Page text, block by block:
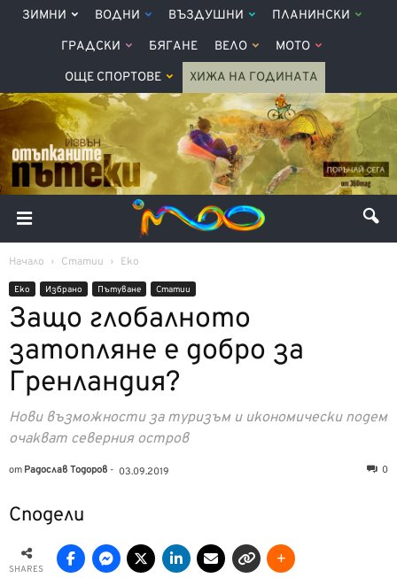
ЗИМНИ ВОДНИ ВЪЗДУШНИ ПЛАНИНСКИ
ГРАДСКИ БЯГАНЕ ВЕЛО МОТО
ОЩЕ СПОРТОВЕ ХИЖА НА ГОДИНАТА
Начало Статии Еко
Еко Избрано Пътуване Статии
Защо глобалното
затопляне е добро за
Гренландия?
Нови възможности за туризъм и икономически подем
очакват северния остров
от Радослав Тодоров - 03.09.2019 0
Сподели
SHARES